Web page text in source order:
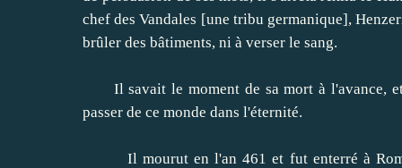
chef des Vandales [une tribu germanique],
brûler des bâtiments, ni à verser le sang.
Il savait le moment de sa mort à l'avance, et
passer de ce monde dans l'éternité.
Il mourut en l'an 461 et fut enterré à